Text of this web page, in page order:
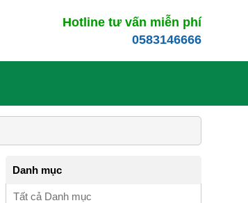
Hotline tư vấn miễn phí
0583146666
Danh mục
Tất cả Danh mục